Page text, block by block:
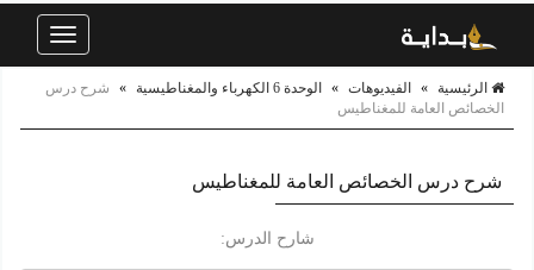
Toggle
الرئيسية » الفيديوهات » الوحدة 6 الكهرباء والمغناطيسية »
شرح درس
الخصائص العامة للمغناطيس
شرح درس الخصائص العامة للمغناطيس
شارح الدرس: